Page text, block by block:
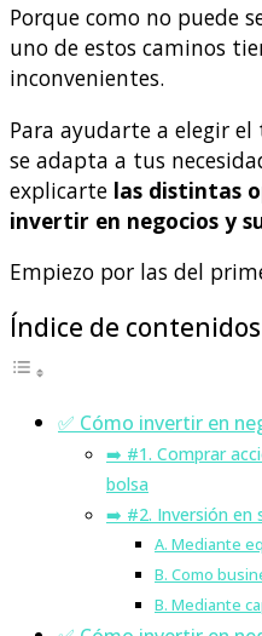
Porque como no puede
uno de estos caminos
inconvenientes.
Para ayudarte a elegir
se adapta a tus
explicarte las distintas
invertir en negocios y
Empiezo por las del
Índice de contenidos
✅ Cómo invertir en
➡️ #1. Comprar
bolsa
➡️ #2. Inversión en
A. Mediante
B. Como
B. Mediante